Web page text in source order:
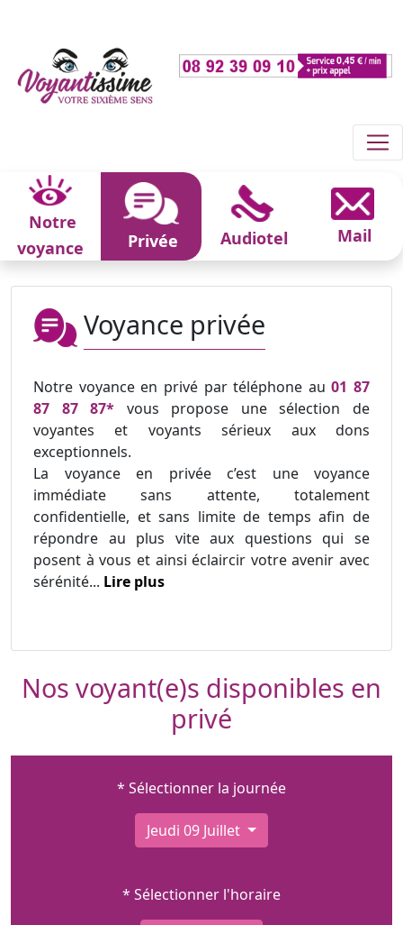
Notre
voyance
Privée Audiotel Mail
Voyance privée
Notre voyance en privé par téléphone au01 87
87 87 87* vous propose une sélection de
voyantes et voyants sérieux aux dons
exceptionnels.
La voyance en privée c’est une voyance
immédiate sans attente, totalement
confidentielle, et sans limite de temps afin de
répondre au plus vite aux questions qui se
posent à vous et ainsi éclaircir votre avenir avec
sérénité... Lire plus
Nos voyant(e)s disponibles en
privé
* Sélectionner la journée
Jeudi 09 Juillet
* Sélectionner l'horaire